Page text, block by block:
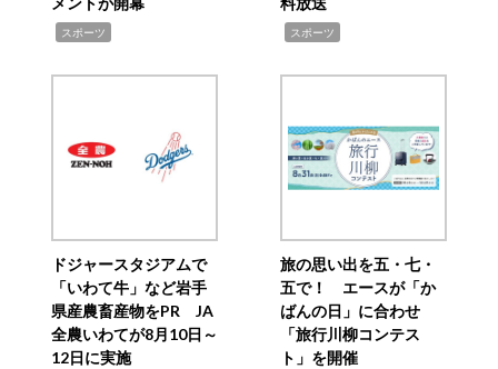
スポーツ スポーツ
ドジャースタジアムで
「いわて牛」など岩手
県産農畜産物をPR JA
全農いわてが8月10日～
12日に実施
旅の思い出を五・七・
五で！ エースが「か
ばんの日」に合わせ
「旅行川柳コンテス
ト」を開催